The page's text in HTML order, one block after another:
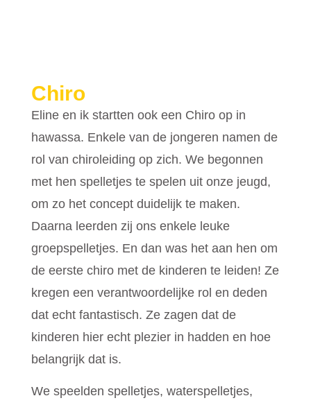
Chiro
Eline en ik startten ook een Chiro op in
hawassa. Enkele van de jongeren namen de
rol van chiroleiding op zich. We begonnen
met hen spelletjes te spelen uit onze jeugd,
om zo het concept duidelijk te maken.
Daarna leerden zij ons enkele leuke
groepspelletjes. En dan was het aan hen om
de eerste chiro met de kinderen te leiden! Ze
kregen een verantwoordelijke rol en deden
dat echt fantastisch. Ze zagen dat de
kinderen hier echt plezier in hadden en hoe
belangrijk dat is.
We speelden spelletjes, waterspelletjes,